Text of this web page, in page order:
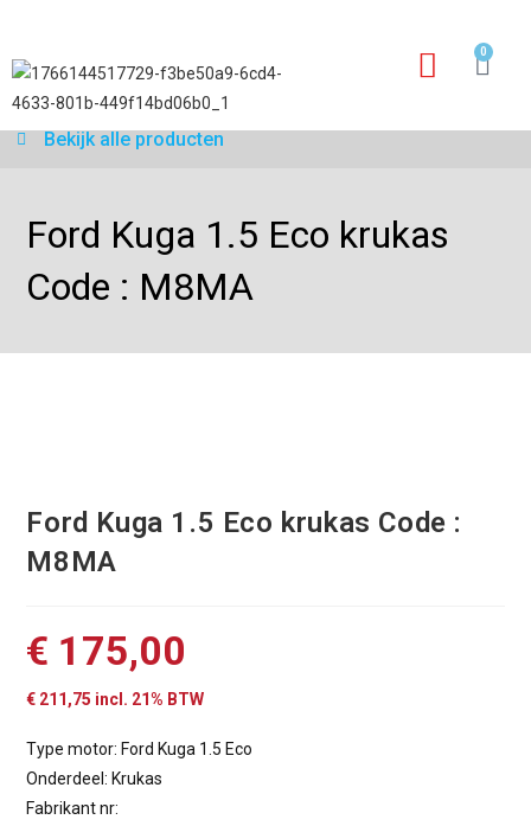
0
Bekijk alle producten
Ford Kuga 1.5 Eco krukas
Code : M8MA
Ford Kuga 1.5 Eco krukas Code :
M8MA
€ 175,00
€ 211,75 incl. 21% BTW
Type motor: Ford Kuga 1.5 Eco
Onderdeel: Krukas
Fabrikant nr: